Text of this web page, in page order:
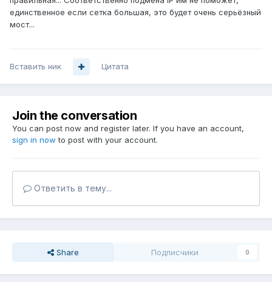
единственное если сетка большая, это будет очень серьёзный
мост...
Вставить ник Цитата
Join the conversation
You can post now and register later. If you have an account,
sign in now to post with your account.
Ответить в тему...
Share Подписчики 0